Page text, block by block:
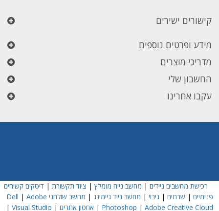
קישורים ישירים
מידע ופרטים נוספים
מדריכי מוצרים
החשבון שלי
עקבו אחרינו
רכישת מחשבים ניידים | מחשב נייח מומלץ | ציוד תקשורת |דיסקים קשיחים
פנימיים | שרתים | גיבוי | מחשב נייד גיימינג | מחשב שולחני Dell | Adobe
Photoshop | Adobe Creative Cloud
| אחסון אתרים |
Visual Studio
|